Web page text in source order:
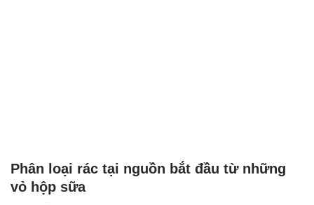
Phân loại rác tại nguồn bắt đầu từ những
vỏ hộp sữa